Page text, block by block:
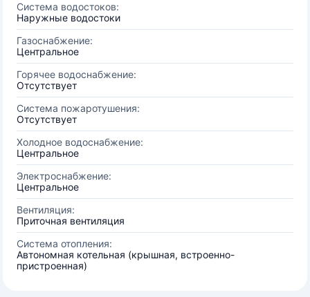
Система водостоков:
Наружные водостоки
Газоснабжение:
Центральное
Горячее водоснабжение:
Отсутствует
Система пожаротушения:
Отсутствует
Холодное водоснабжение:
Центральное
Электроснабжение:
Центральное
Вентиляция:
Приточная вентиляция
Система отопления:
Автономная котельная (крышная, встроенно-
пристроенная)